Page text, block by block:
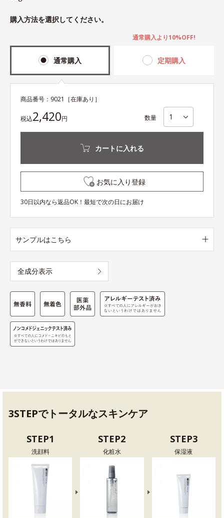
購入方法を選択してください。
通常購入 定期購入
通常購入より10%OFF!
商品番号： 9021 ［在庫あり］
税込2,420円 数量
カートに入れる
お気に入り登録
30日以内なら返品OK！最短で次の日にお届け
サンプルはこちら
全成分表示
3STEPでトータルなスキンケア
STEP1
洗顔料
STEP2
化粧水
STEP3
保湿液